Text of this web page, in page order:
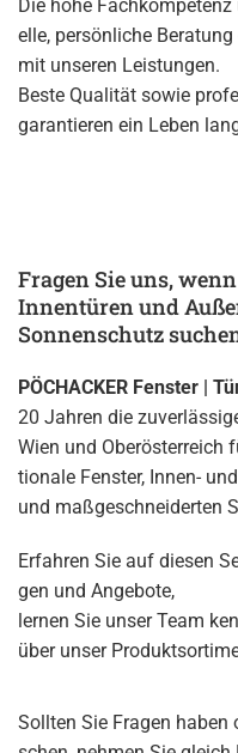
Die hohe
el­le, per­sön­li­che
mit un­se­ren Leis­tun­gen.
Beste Qua­li­tät sowie
ga­ran­tie­ren ein Leben
Fragen Sie uns,
Innentüren und
Sonnenschutz
PÖCHACKER Fens­ter |
20 Jah­ren die
Wien und Ober­ös­ter­reich
tio­na­le Fens­ter, In­nen-
und maß­ge­schnei­der­ten
Er­fah­ren Sie auf die­sen
gen und An­ge­bo­te,
ler­nen Sie unser Team
über unser
Soll­ten Sie Fra­gen